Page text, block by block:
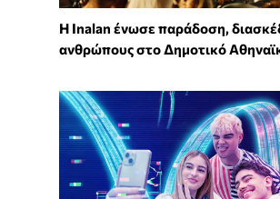
Η Inalan ένωσε παράδοση,
ανθρώπους στο Δημοτικό